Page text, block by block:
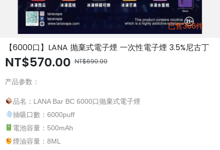
已售366件
【6000口】LANA 抛棄式電子煙 一次性電子煙 3.5%尼古丁
NT$570.00 NT$690.00
产品参数：
品名：LANA Bar BC 6000口抛棄式電子煙
抽吸口數：6000puff
電池容量：500mAh
煙油容量：8ML